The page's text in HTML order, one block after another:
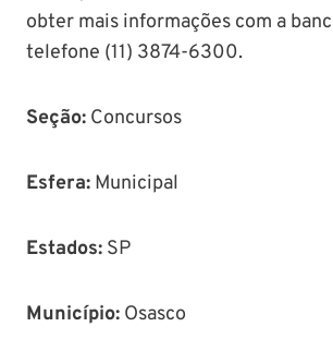
obter mais informações com a
telefone (11) 3874-6300.
Seção: Concursos
Esfera: Municipal
Estados: SP
Município: Osasco